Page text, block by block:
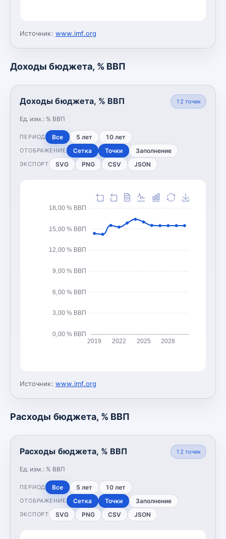
Источник: www.imf.org
Доходы бюджета, % ВВП
Доходы бюджета, % ВВП
Ед. изм.: % ВВП
12 точек
ПЕРИОД Все 5 лет 10 лет
ОТОБРАЖЕНИЕ Сетка Точки Заполнение
ЭКСПОРТ SVG PNG CSV JSON
0,00 % ВВП
3,00 % ВВП
6,00 % ВВП
9,00 % ВВП
12,00 % ВВП
15,00 % ВВП
18,00 % ВВП
2019 2022 2025 2028
Источник: www.imf.org
Расходы бюджета, % ВВП
Расходы бюджета, % ВВП
Ед. изм.: % ВВП
12 точек
ПЕРИОД Все 5 лет 10 лет
ОТОБРАЖЕНИЕ Сетка Точки Заполнение
ЭКСПОРТ SVG PNG CSV JSON